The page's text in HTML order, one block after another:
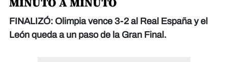
MINUTO A MINUTO
FINALIZÓ: Olimpia vence 3-2 al Real España y el
León queda a un paso de la Gran Final.